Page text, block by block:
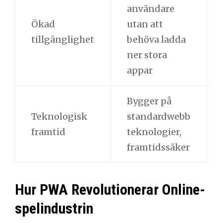
Ökad
tillgänglighet
användare
utan att
behöva ladda
ner stora
appar
Teknologisk
framtid
Bygger på
standardwebb
teknologier,
framtidssäker
Hur PWA Revolutionerar Online-
spelindustrin